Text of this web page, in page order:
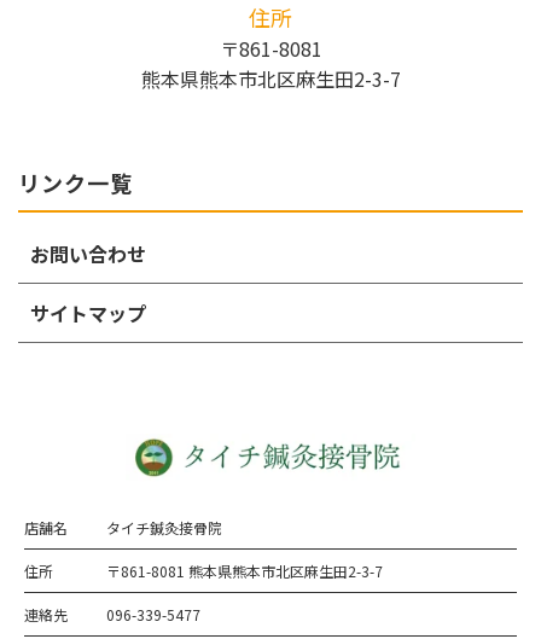
住所
〒861-8081
熊本県熊本市北区麻生田2-3-7
リンク一覧
お問い合わせ
サイトマップ
店舗名 タイチ鍼灸接骨院
住所 〒861-8081 熊本県熊本市北区麻生田2-3-7
連絡先 096-339-5477